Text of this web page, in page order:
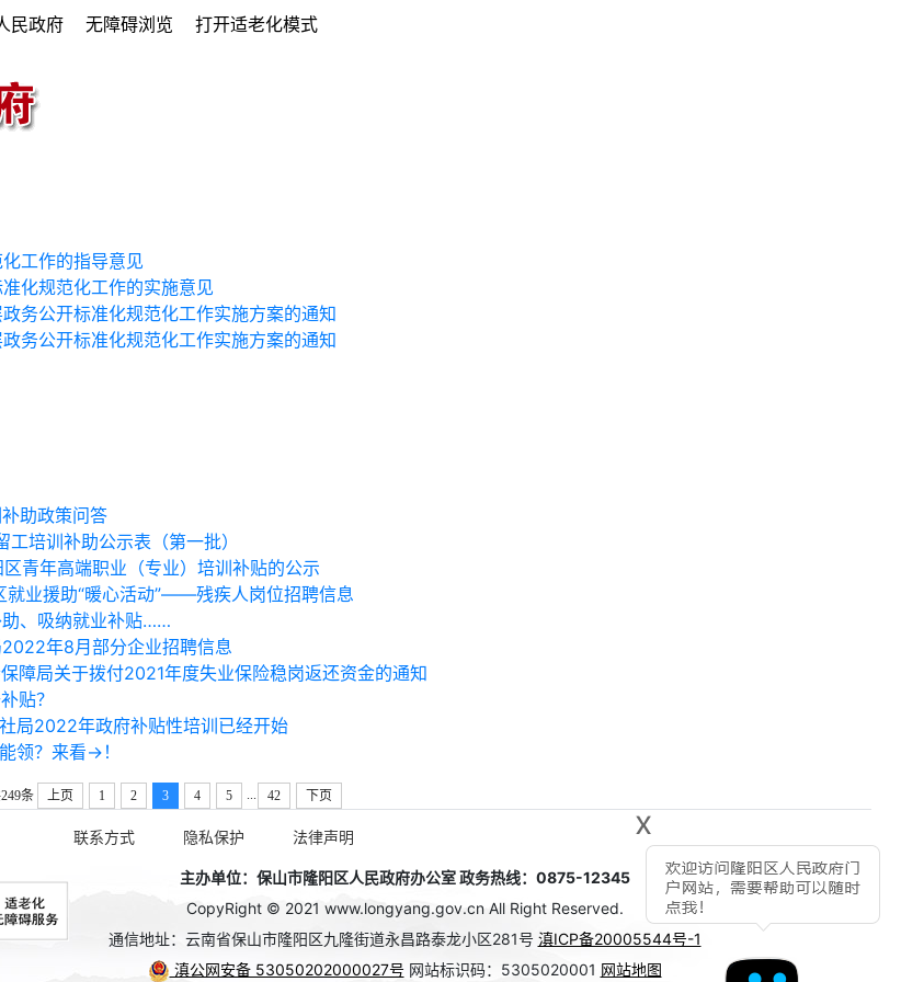
x
民政府 无障碍浏览 打开适老化模式
工作的指导意见
化规范化工作的实施意见
务公开标准化规范化工作实施方案的通知
务公开标准化规范化工作实施方案的通知
助政策问答
培训补助公示表（第一批）
青年高端职业（专业）培训补贴的公示
就业援助“暖心活动”——残疾人岗位招聘信息
、吸纳就业补贴……
2022年8月部分企业招聘信息
障局关于拨付2021年度失业保险稳岗返还资金的通知
贴？
局2022年政府补贴性培训已经开始
领？来看→！
条 上页 1 2 3 4 5 42 下页
联系方式 隐私保护 法律声明
主办单位：保山市隆阳区人民政府办公室 政务热线：0875-12345
CopyRight © 2021 www.longyang.gov.cn All Right Reserved.
通信地址：云南省保山市隆阳区九隆街道永昌路泰龙小区281号 滇ICP备20005544号-1
滇公网安备 53050202000027号 网站标识码：5305020001 网站地图